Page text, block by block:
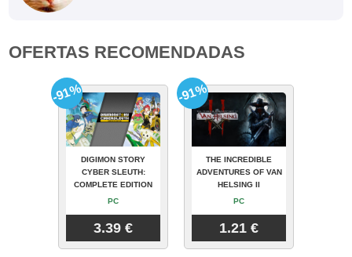
OFERTAS RECOMENDADAS
DIGIMON STORY
CYBER SLEUTH:
COMPLETE EDITION
PC
3.39 €
-91%
THE INCREDIBLE
ADVENTURES OF VAN
HELSING II
PC
1.21 €
-91%